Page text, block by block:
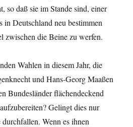
so daß sie im Stande sind, einer
in Deutschland neu bestimmen
zwischen die Beine zu werfen.
Wahlen in diesem Jahr, die
und Hans-Georg Maaßen
Bundesländer flächendeckend
Gelingt dies nur
Wenn es ihnen